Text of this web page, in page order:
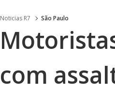
Noticias R7 São Paulo
com